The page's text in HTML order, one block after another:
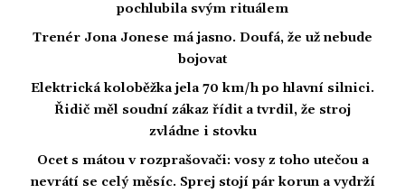
pochlubila svým rituálem
Trenér Jona Jonese má jasno. Doufá, že už nebude
bojovat
Elektrická koloběžka jela 70 km/h po hlavní silnici.
Řidič měl soudní zákaz řídit a tvrdil, že stroj
zvládne i stovku
Ocet s mátou v rozprašovači: vosy z toho utečou a
nevrátí se celý měsíc. Sprej stojí pár korun a vydrží